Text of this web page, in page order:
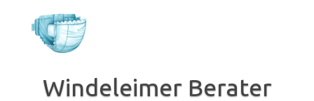
Inhalt
springen
Windeleimer Berater